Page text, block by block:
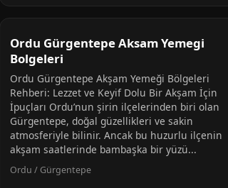
Ordu Gürgentepe Aksam Yemegi
Bolgeleri
Ordu Gürgentepe Akşam Yemeği Bölgeleri
Rehberi: Lezzet ve Keyif Dolu Bir Akşam İçin
İpuçları Ordu’nun şirin ilçelerinden biri olan
Gürgentepe, doğal güzellikleri ve sakin
atmosferiyle bilinir. Ancak bu huzurlu ilçenin
akşam saatlerinde bambaşka bir yüzü...
Ordu / Gürgentepe